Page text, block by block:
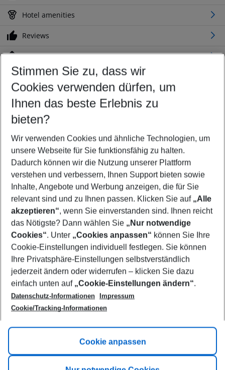
Hotel amenities
Reviews
Location
Customize your offer
Find the perfect deal which suits your best
Your departure airport
Any airport
Select your date range
10/08/26–08/08/27 5-8 nights
Who will travel
2 adults No children
Show more filter
Footer
Footer navigation
Title A
Link A
Stimmen Sie zu, dass wir
Cookies verwenden dürfen, um
Ihnen das beste Erlebnis zu
bieten?
Wir verwenden Cookies und ähnliche Technologien, um
unsere Webseite für Sie funktionsfähig zu halten.
Dadurch können wir die Nutzung unserer Plattform
verstehen und verbessern, Ihnen Support bieten sowie
Inhalte, Angebote und Werbung anzeigen, die für Sie
relevant sind und zu Ihnen passen. Klicken Sie auf „Alle
akzeptieren“, wenn Sie einverstanden sind. Ihnen reicht
das Nötigste? Dann wählen Sie „Nur notwendige
Cookies“. Unter „Cookies anpassen“ können Sie Ihre
Cookie-Einstellungen individuell festlegen. Sie können
Ihre Privatsphäre-Einstellungen selbstverständlich
jederzeit ändern oder widerrufen – klicken Sie dazu
einfach unten auf „Cookie-Einstellungen ändern“.
Datenschutz-Informationen
Impressum
Cookie/Tracking-Informationen
Cookie anpassen